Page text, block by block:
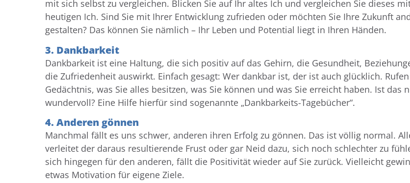
mit sich selbst zu vergleichen. Blicken Sie auf Ihr altes Ich und vergleichen Sie dieses
heutigen Ich. Sind Sie mit Ihrer Entwicklung zufrieden oder möchten Sie Ihre Zukunft
gestalten? Das können Sie nämlich – Ihr Leben und Potential liegt in Ihren Händen.
3. Dankbarkeit
Dankbarkeit ist eine Haltung, die sich positiv auf das Gehirn, die Gesundheit,
die Zufriedenheit auswirkt. Einfach gesagt: Wer dankbar ist, der ist auch glücklich.
Gedächtnis, was Sie alles besitzen, was Sie können und was Sie erreicht haben. Ist das
wundervoll? Eine Hilfe hierfür sind sogenannte „Dankbarkeits-Tagebücher“.
4. Anderen gönnen
Manchmal fällt es uns schwer, anderen ihren Erfolg zu gönnen. Das ist völlig normal.
verleitet der daraus resultierende Frust oder gar Neid dazu, sich noch schlechter zu
sich hingegen für den anderen, fällt die Positivität wieder auf Sie zurück. Vielleicht
etwas Motivation für eigene Ziele.